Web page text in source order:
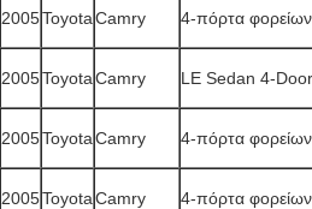
2005ToyotaCamry 4-πόρτα
2005ToyotaCamry LE Sedan 4-Door
2005ToyotaCamry 4-πόρτα
2005ToyotaCamry 4-πόρτα